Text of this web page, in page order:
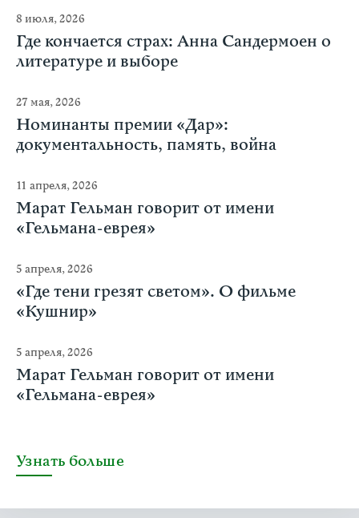
8 июля, 2026
Где кончается страх: Анна Сандермоен о
литературе и выборе
27 мая, 2026
Номинанты премии «Дар»:
документальность, память, война
11 апреля, 2026
Марат Гельман говорит от имени
«Гельмана-еврея»
5 апреля, 2026
«Где тени грезят светом». О фильме
«Кушнир»
5 апреля, 2026
Марат Гельман говорит от имени
«Гельмана-еврея»
Узнать больше